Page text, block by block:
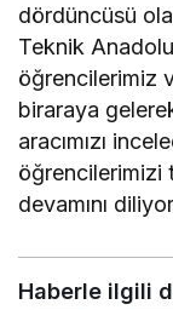
dördüncüsü
Teknik
öğrencilerimiz
biraraya
aracımızı
öğrencilerimizi
devamını
Haberle ilgili